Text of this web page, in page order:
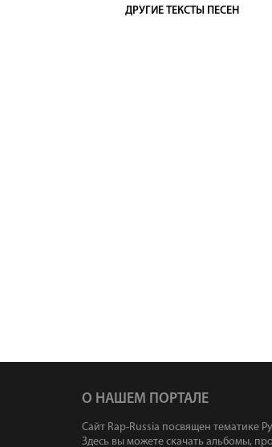
ДРУГИЕ ТЕКСТЫ ПЕСЕН
О НАШЕМ ПОРТАЛЕ
Сайт Rap-Russia посвящен тематике
Здесь вы можете скачать альбомы,